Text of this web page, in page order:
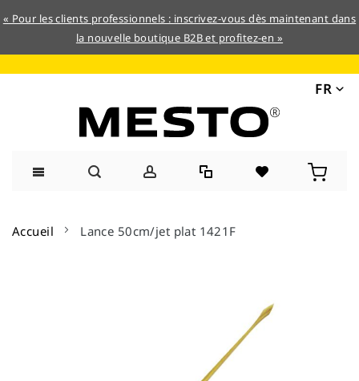
« Pour les clients professionnels : inscrivez-vous dès maintenant dans
la nouvelle boutique B2B et profitez-en »
FR
contenu
Accueil Lance 50cm/jet plat 1421F